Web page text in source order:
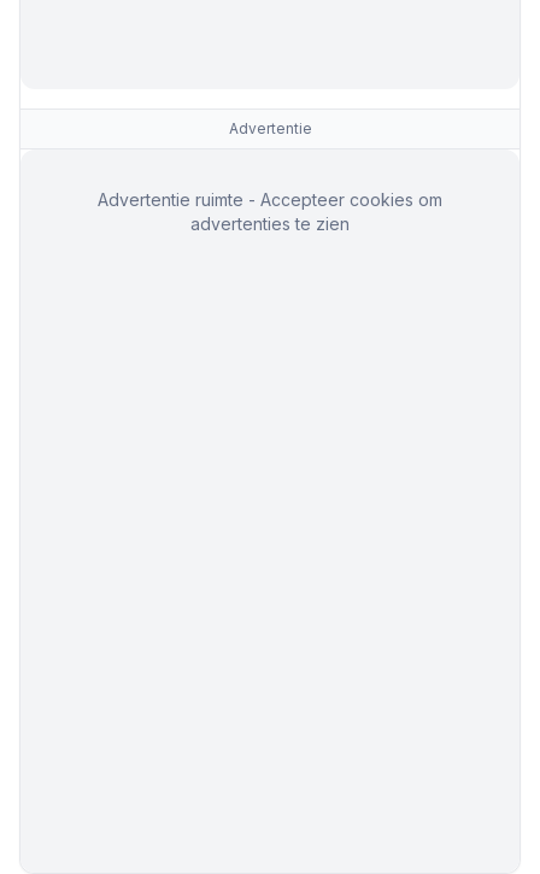
Advertentie
Advertentie ruimte - Accepteer cookies om
advertenties te zien